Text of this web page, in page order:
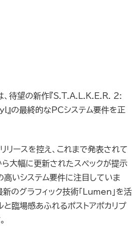
待望の新作『S.T.A.L.K.E.R. 2:
の最終的なPCシステム要件を正
ースを控え、これまで発表されて
大幅に更新されたスペックが提示
高いシステム要件に注目していま
のグラフィック技術「Lumen」を活
と臨場感あふれるポストアポカリプ